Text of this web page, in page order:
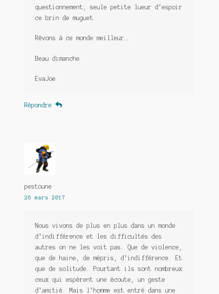
questionnement, seule petite lueur d’espoir
ce brin de muguet.
Rêvons à ce monde meilleur…
Beau dimanche
EvaJoe
Répondre
pestoune
26 mars 2017
Nous vivons de plus en plus dans un monde
d’indifférence et les difficultés des
autres on ne les voit pas. Que de violence,
que de haine, de mépris, d’indifférence. Et
que de solitude. Pourtant ils sont nombreux
ceux qui espèrent une écoute, un geste
d’amitié. Mais l’homme est entré dans une